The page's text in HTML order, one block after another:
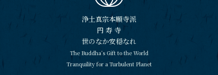
浄土真宗本願寺派
円 寿 寺
世のなか安穏なれ
The Buddha’s Gift to the World
Tranquility for a Turbulent Planet